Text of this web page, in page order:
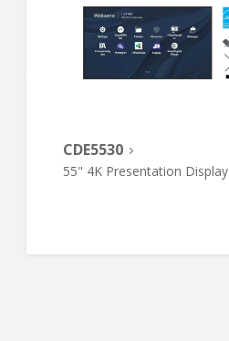
CDE5530
55" 4K Presentation Display